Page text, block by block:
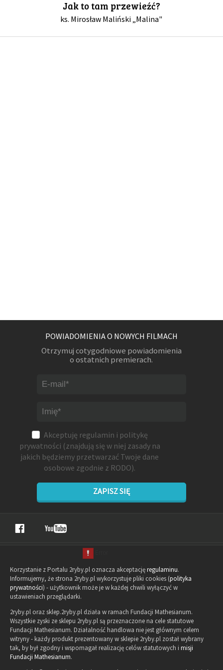
Jak to tam przewieźć?
ks. Mirosław Maliński „Malina"
POWIADOMIENIA O NOWYCH FILMACH
Otrzymuj cotygodniowe powiadomienia
o ostatnich premierach.
Akceptuję regulamin i politykę
prywatności (znajdują się w niej zasady na
jakich będziemy przetwarzać Twoje dane
osobowe zgodnie z RODO).
ZAPISZ SIĘ
Korzystanie z Portalu 2ryby.pl oznacza akceptacjęregulaminu.
Informujemy, że strona 2ryby.pl wykorzystuje pliki cookies (polityka
prywatności) - użytkownik może je w każdej chwili wyłączyć w
ustawieniach przeglądarki.
2ryby.pl oraz sklep.2ryby.pl działa w ramach Fundacji Mathesianum.
Wszystkie zyski ze sklepu 2ryby.pl są przeznaczone na cele statutowe
Fundacji Mathesianum. Działalność handlowa nie jest głównym celem
witryny - każdy produkt prezentowany w sklepie 2ryby.pl został wybrany
tak, by był zgodny i wspomagał realizację celów statutowych i misji
Fundacji Mathesianum.